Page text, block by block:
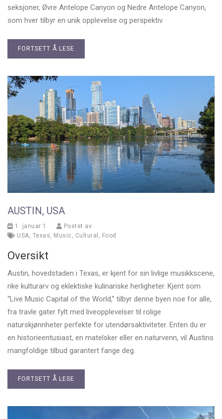
seksjoner, Øvre Antelope Canyon og Nedre Antelope Canyon,
som hver tilbyr en unik opplevelse og perspektiv.
FORTSETT Å LESE
AUSTIN, USA
1. januar 1
Postet av
USA Texas Music Cultural Food
Oversikt
Austin, hovedstaden i Texas, er kjent for sin livlige musikkscene,
rike kulturarv og eklektiske kulinariske herligheter. Kjent som
“Live Music Capital of the World,” tilbyr denne byen noe for alle,
fra travle gater fylt med liveopplevelser til rolige
naturskjønnheter perfekte for utendørsaktiviteter. Enten du er
en historieentusiast, en matelsker eller en naturvenn, vil Austins
mangfoldige tilbud garantert fange deg.
FORTSETT Å LESE